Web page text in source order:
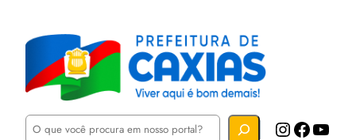
P
Instagram Facebook YouTube